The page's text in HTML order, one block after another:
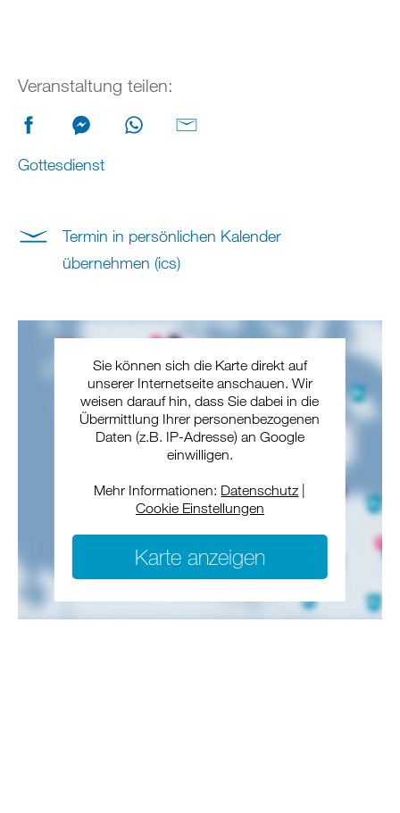
Veranstaltung teilen:
Gottesdienst
Termin in persönlichen Kalender
übernehmen (ics)
Sie können sich die Karte direkt auf
unserer Internetseite anschauen. Wir
weisen darauf hin, dass Sie dabei in die
Übermittlung Ihrer personenbezogenen
Daten (z.B. IP-Adresse) an Google
einwilligen.
Mehr Informationen: Datenschutz
Cookie Einstellungen
Karte anzeigen